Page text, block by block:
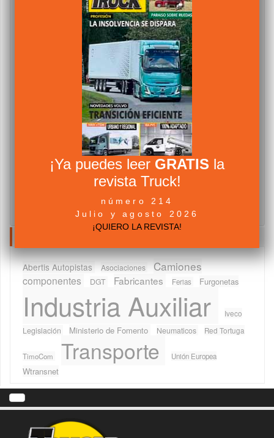
Abertis Autopistas Asociaciones Camiones
componentes DGT Fabricantes Ferias Furgonetas
Industria Auxiliar
Iveco
Legislación
Ministerio de Fomento Neumaticos Red Tortuga
TimoCom Transporte Unión Europea
Wtransnet
¡Ya puedes leer GRATIS la
revista Truck!
número 214
Julio y agosto 2026
¡QUIERO LA REVISTA!